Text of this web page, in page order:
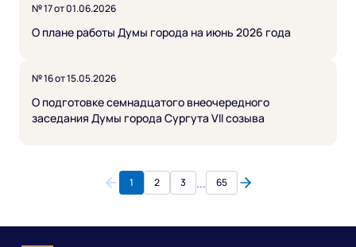
№ 17 от 01.06.2026
О плане работы Думы города на июнь 2026 года
№ 16 от 15.05.2026
О подготовке семнадцатого внеочередного
заседания Думы города Сургута VII созыва
1 2 3 ... 65